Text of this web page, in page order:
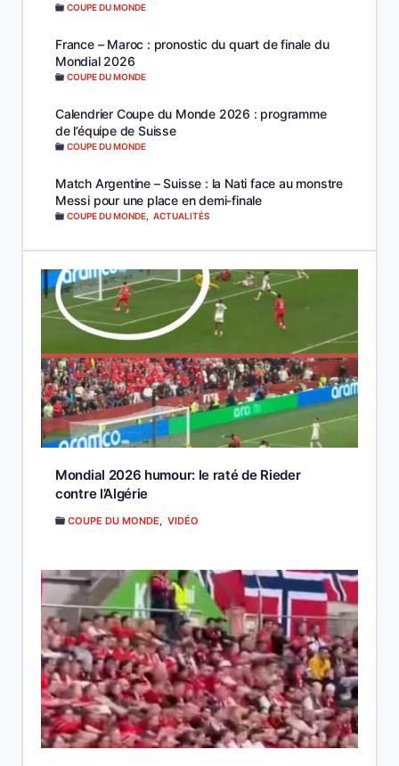
COUPE DU MONDE
France – Maroc : pronostic du quart de finale du
Mondial 2026
COUPE DU MONDE
Calendrier Coupe du Monde 2026 : programme
de l’équipe de Suisse
COUPE DU MONDE
Match Argentine – Suisse : la Nati face au monstre
Messi pour une place en demi-finale
COUPE DU MONDE ACTUALITÉS
Mondial 2026 humour: le raté de Rieder
contre l’Algérie
COUPE DU MONDE, VIDÉO